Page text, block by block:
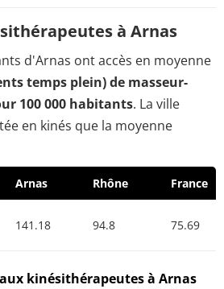
à Arnas
d'Arnas ont accès en moyenne
temps plein) de masseur-
100 000 habitants. La ville
en kinés que la moyenne
Arnas Rhône France
141.18 94.8 75.69
kinésithérapeutes à Arnas